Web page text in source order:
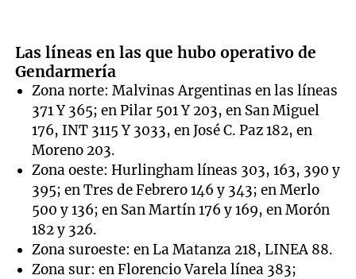
Las líneas en las que hubo operativo de
Gendarmería
Zona norte: Malvinas Argentinas en las líneas
371 Y 365; en Pilar 501 Y 203, en San Miguel
176, INT 3115 Y 3033, en José C. Paz 182, en
Moreno 203.
Zona oeste: Hurlingham líneas 303, 163, 390 y
395; en Tres de Febrero 146 y 343; en Merlo
500 y 136; en San Martín 176 y 169, en Morón
182 y 326.
Zona suroeste: en La Matanza 218, LINEA 88.
Zona sur: en Florencio Varela línea 383;